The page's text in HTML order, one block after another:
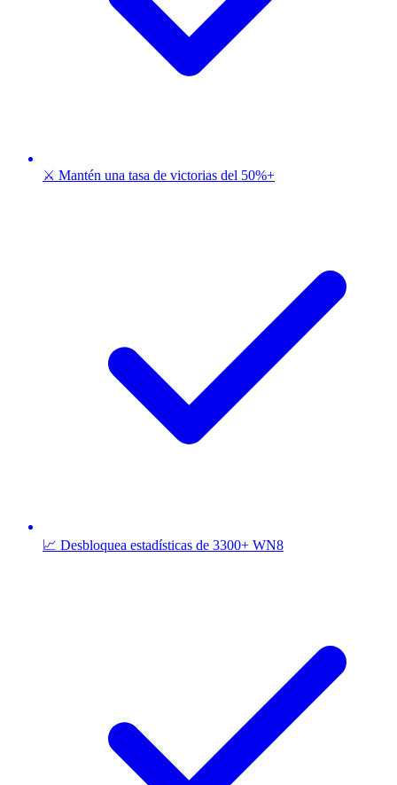
⚔️ Mantén una tasa de victorias del 50%+
📈 Desbloquea estadísticas de 3300+ WN8